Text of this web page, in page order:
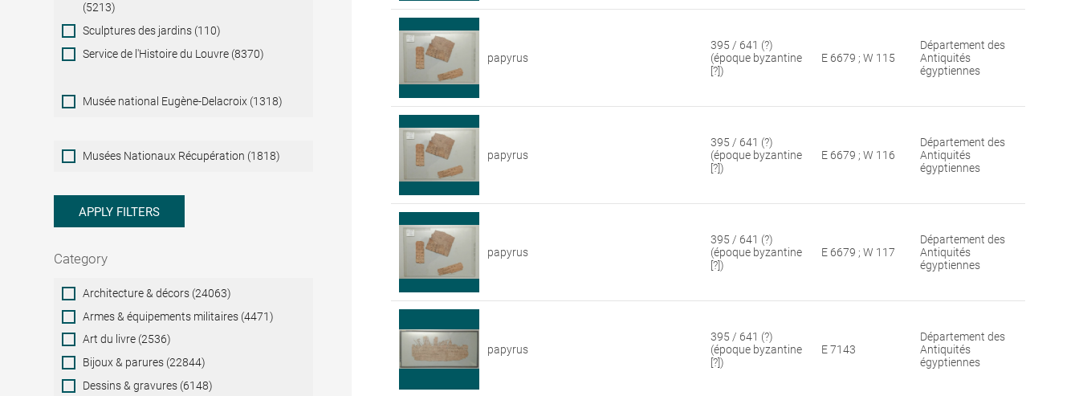
(5213)
Sculptures des jardins (110)
Service de l'Histoire du Louvre (8370)
Musée national Eugène-Delacroix (1318)
Musées
Nationaux
Musées Nationaux Récupération (1818)
APPLY FILTERS
Category
Category
Architecture & décors (24063)
Armes & équipements militaires (4471)
Art du livre (2536)
Bijoux & parures (22844)
Dessins & gravures (6148)
papyrus
395 / 641 (?)
(époque byzantine
[?])
E 6679 ; W 115
Département des
Antiquités
égyptiennes
papyrus
395 / 641 (?)
(époque byzantine
[?])
E 6679 ; W 116
Département des
Antiquités
égyptiennes
papyrus
395 / 641 (?)
(époque byzantine
[?])
E 6679 ; W 117
Département des
Antiquités
égyptiennes
papyrus
395 / 641 (?)
(époque byzantine
[?])
E 7143
Département des
Antiquités
égyptiennes